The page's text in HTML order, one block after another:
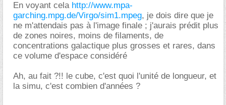
En voyant cela http://www.mpa-
garching.mpg.de/Virgo/sim1.mpeg, je dois dire que je
ne m'attendais pas à l'image finale ; j'aurais prédit plus
de zones noires, moins de filaments, de
concentrations galactique plus grosses et rares, dans
ce volume d'espace considéré
Ah, au fait ?!! le cube, c'est quoi l'unité de longueur, et
la simu, c'est combien d'années ?